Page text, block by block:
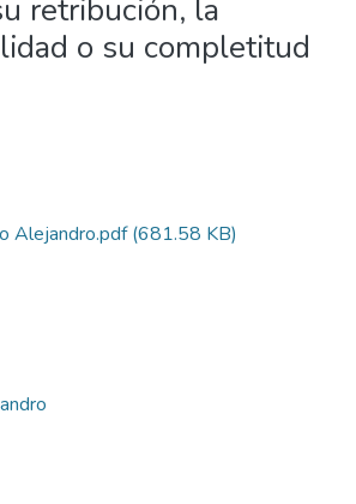
retribución, la
o su completitud
Alejandro.pdf(681.58 KB)